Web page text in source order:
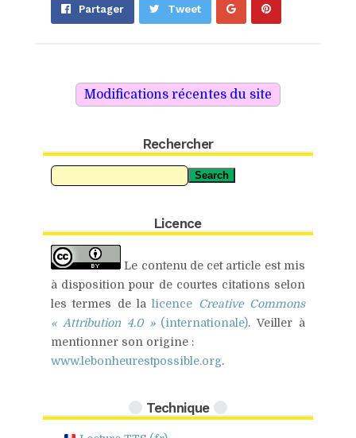
Partager Tweet PartagerÉpingler
Rechercher
Search
Licence
Le contenu de cet article est mis
à disposition pour de courtes citations selon
les termes de lalicence Creative Commons
« Attribution 4.0 »(internationale). Veiller à
mentionner son origine :
www.lebonheurestpossible.org.
Technique